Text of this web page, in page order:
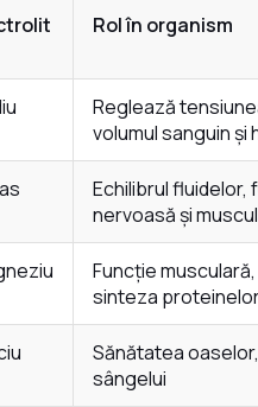
Rol în organism
Reglează
volumul sanguin și
Echilibrul fluidelor,
nervoasă și
Funcție
sinteza
Sănătatea
sângelui